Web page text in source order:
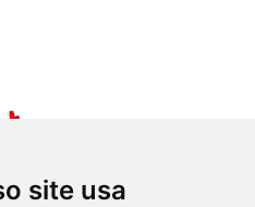
site usa